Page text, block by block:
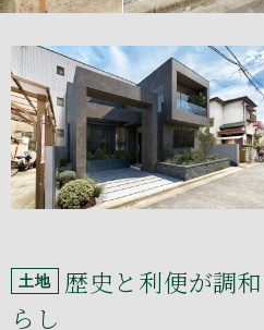
土地
歴史と利便が調
らし